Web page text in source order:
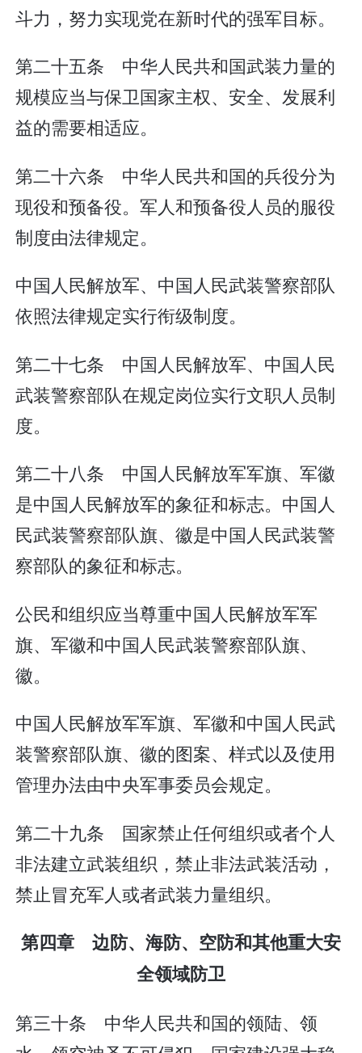
斗力，努力实现党在新时代的强军目标。
第二十五条 中华人民共和国武装力量的
规模应当与保卫国家主权、安全、发展利
益的需要相适应。
第二十六条 中华人民共和国的兵役分为
现役和预备役。军人和预备役人员的服役
制度由法律规定。
中国人民解放军、中国人民武装警察部队
依照法律规定实行衔级制度。
第二十七条 中国人民解放军、中国人民
武装警察部队在规定岗位实行文职人员制
度。
第二十八条 中国人民解放军军旗、军徽
是中国人民解放军的象征和标志。中国人
民武装警察部队旗、徽是中国人民武装警
察部队的象征和标志。
公民和组织应当尊重中国人民解放军军
旗、军徽和中国人民武装警察部队旗、
徽。
中国人民解放军军旗、军徽和中国人民武
装警察部队旗、徽的图案、样式以及使用
管理办法由中央军事委员会规定。
第二十九条 国家禁止任何组织或者个人
非法建立武装组织，禁止非法武装活动，
禁止冒充军人或者武装力量组织。
第四章 边防、海防、空防和其他重大安
全领域防卫
第三十条 中华人民共和国的领陆、领